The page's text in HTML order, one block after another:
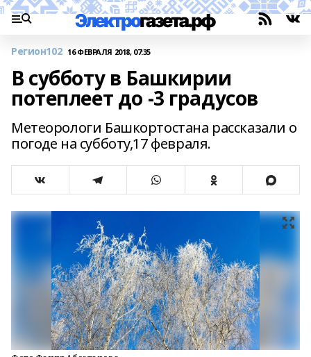
Регион102 16 ФЕВРАЛЯ 2018, 07:35
В субботу в Башкирии
потеплеет до -3 градусов
Метеорологи Башкортостана рассказали о
погоде на субботу,17 февраля.